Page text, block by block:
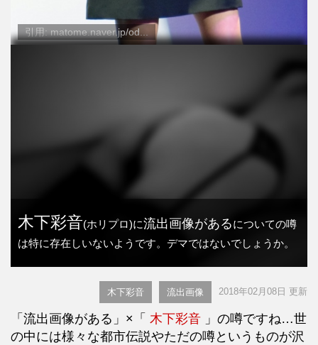
引用: matome.naver.jp/od...
木下彩音(ホリプロ)に流出画像があるについての噂
は特に存在しいないようです。デマではないでしょうか。
木下彩音 流出画像 2018年02月08日 更新
「流出画像がある」×「 木下彩音 」の噂ですね…世
の中には様々な都市伝説やただの噂というものが沢